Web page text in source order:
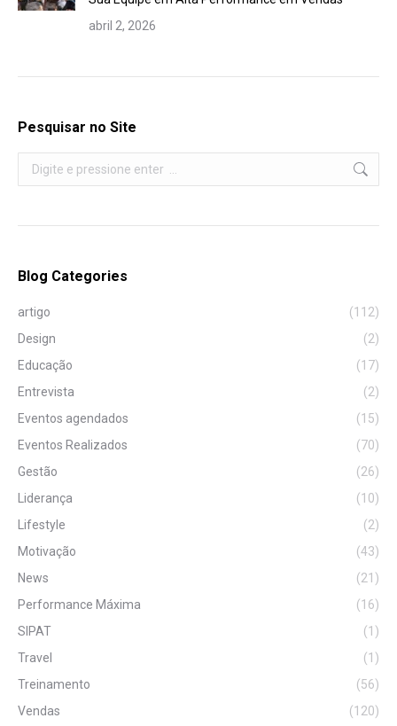
abril 2, 2026
Pesquisar no Site
Search:
Blog Categories
artigo
(112)
Design
(2)
Educação
(17)
Entrevista
(2)
Eventos agendados
(15)
Eventos Realizados
(70)
Gestão
(26)
Liderança
(10)
Lifestyle
(2)
Motivação
(43)
News
(21)
Performance Máxima
(16)
SIPAT
(1)
Travel
(1)
Treinamento
(56)
Vendas
(120)